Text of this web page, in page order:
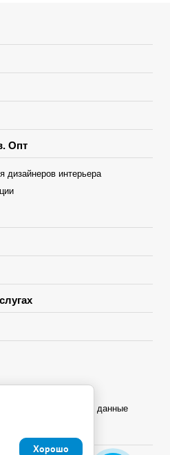
Опт
дизайнеров интерьера
и персональные данные
Хорошо